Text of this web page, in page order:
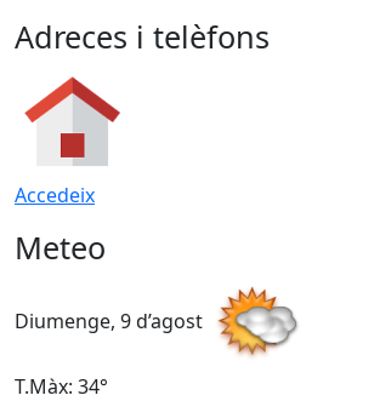
Adreces i telèfons
Accedeix
Meteo
Diumenge, 9 d’agost
T.Màx: 34°